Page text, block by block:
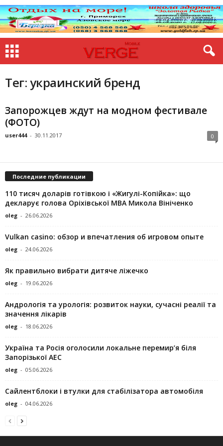
Тег: украинский бренд
Запорожцев ждут на модном фестивале
(ФОТО)
user444 - 30.11.2017 0
Последние публикации
110 тисяч доларів готівкою і «Жигулі-Копійка»: що
декларує голова Оріхівської МВА Микола Вініченко
oleg - 26.06.2026
Vulkan casino: обзор и впечатления об игровом опыте
oleg - 24.06.2026
Як правильно вибрати дитяче ліжечко
oleg - 19.06.2026
Андрологія та урологія: розвиток науки, сучасні реалії та
значення лікарів
oleg - 18.06.2026
Україна та Росія оголосили локальне перемир’я біля
Запорізької АЕС
oleg - 05.06.2026
Сайлентблоки і втулки для стабілізатора автомобіля
oleg - 04.06.2026